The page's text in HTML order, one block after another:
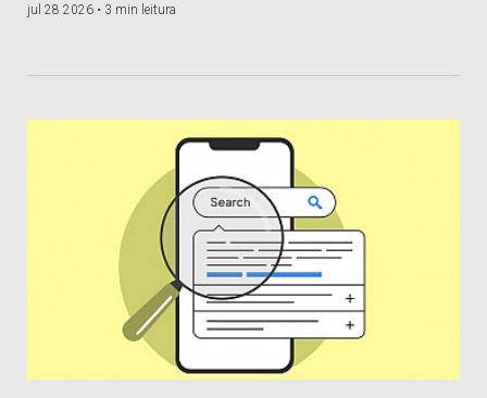
jul 28 2026 • 3 min leitura